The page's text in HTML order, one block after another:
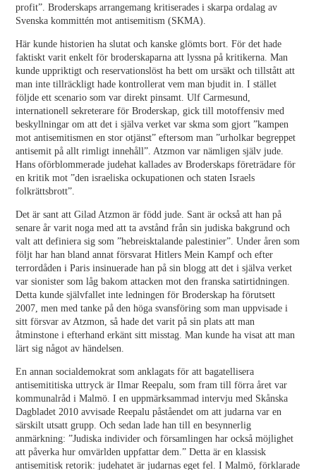
profit”. Broderskaps arrangemang kritiserades i skarpa ordalag av
Svenska kommittén mot antisemitism (SKMA).
Här kunde historien ha slutat och kanske glömts bort. För det hade
faktiskt varit enkelt för broderskaparna att lyssna på kritikerna. Man
kunde uppriktigt och reservationslöst ha bett om ursäkt och tillstått att
man inte tillräckligt hade kontrollerat vem man bjudit in. I stället
följde ett scenario som var direkt pinsamt. Ulf Carmesund,
internationell sekreterare för Broderskap, gick till motoffensiv med
beskyllningar om att det i själva verket var skma som gjort ”kampen
mot antisemitismen en stor otjänst” eftersom man ”urholkar begreppet
antisemit på allt rimligt innehåll”. Atzmon var nämligen själv jude.
Hans oförblommerade judehat kallades av Broderskaps företrädare för
en kritik mot ”den israeliska ockupationen och staten Israels
folkrättsbrott”.
Det är sant att Gilad Atzmon är född jude. Sant är också att han på
senare år varit noga med att ta avstånd från sin judiska bakgrund och
valt att definiera sig som ”hebreisktalande palestinier”. Under åren som
följt har han bland annat försvarat Hitlers Mein Kampf och efter
terrordåden i Paris insinuerade han på sin blogg att det i själva verket
var sionister som låg bakom attacken mot den franska satirtidningen.
Detta kunde självfallet inte ledningen för Broderskap ha förutsett
2007, men med tanke på den höga svansföring som man uppvisade i
sitt försvar av Atzmon, så hade det varit på sin plats att man
åtminstone i efterhand erkänt sitt misstag. Man kunde ha visat att man
lärt sig något av händelsen.
En annan socialdemokrat som anklagats för att bagatellisera
antisemititiska uttryck är Ilmar Reepalu, som fram till förra året var
kommunalråd i Malmö. I en uppmärksammad intervju med Skånska
Dagbladet 2010 avvisade Reepalu påståendet om att judarna var en
särskilt utsatt grupp. Och sedan lade han till en besynnerlig
anmärkning: ”Judiska individer och församlingen har också möjlighet
att påverka hur omvärlden uppfattar dem.” Detta är en klassisk
antisemitisk retorik: judehatet är judarnas eget fel. I Malmö, förklarade